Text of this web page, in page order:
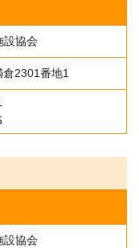
設協会
倉2301番地1
設協会